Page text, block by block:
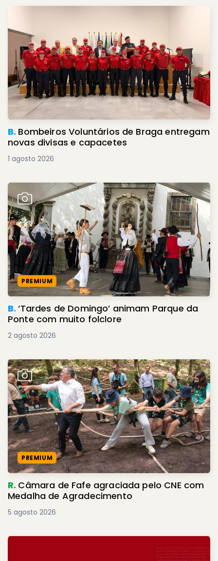
B. Bombeiros Voluntários de Braga entregam
novas divisas e capacetes
1 agosto 2026
PREMIUM
B.‘Tardes de Domingo’ animam Parque da
Ponte com muito folclore
2 agosto 2026
PREMIUM
R. Câmara de Fafe agraciada pelo CNE com
Medalha de Agradecimento
5 agosto 2026